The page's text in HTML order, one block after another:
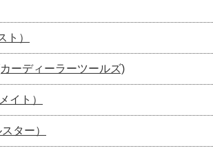
ト）
ーディーラーツールズ)
イト）
ター）